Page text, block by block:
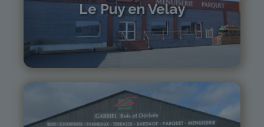
Le Puy en Velay
04 71 01 13 30
lepuy@gabriel-sa.fr